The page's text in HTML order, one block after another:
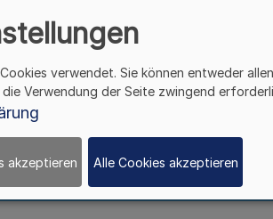
-
über die Gewährung von
des Förderprogramms
verwendet. Sie können entweder
Verwendung der Seite zwingend
akzeptieren Alle Cookies akzeptieren